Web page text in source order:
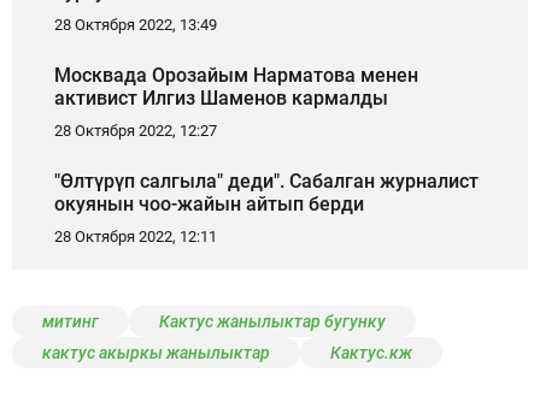
28 Октября 2022, 13:49
Москвада Орозайым Нарматова менен
активист Илгиз Шаменов кармалды
28 Октября 2022, 12:27
"Өлтүрүп салгыла" деди". Сабалган журналист
окуянын чоо-жайын айтып берди
28 Октября 2022, 12:11
митинг
Кактус жанылыктар бугунку
кактус акыркы жанылыктар
Кактус.кж